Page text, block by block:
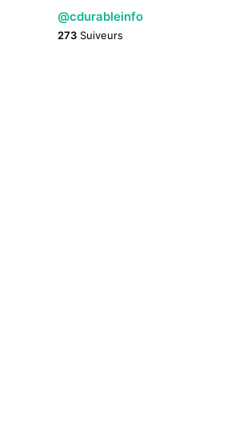
@cdurableinfo
273 Suiveurs